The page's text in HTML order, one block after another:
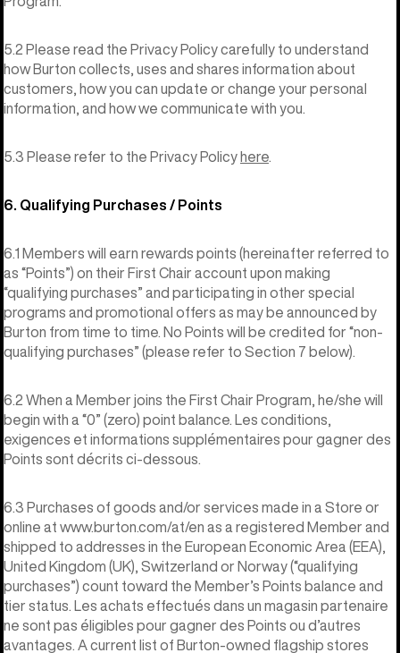
5.2 Please read the Privacy Policy carefully to understand
how Burton collects, uses and shares information about
customers, how you can update or change your personal
information, and how we communicate with you.
5.3 Please refer to the Privacy Policy here
6. Qualifying Purchases / Points
6.1 Members will earn rewards points (hereinafter referred to
as “Points”) on their First Chair account upon making
“qualifying purchases” and participating in other special
programs and promotional offers as may be announced by
Burton from time to time. No Points will be credited for “non-
qualifying purchases” (please refer to Section 7 below).
6.2 When a Member joins the First Chair Program, he/she will
begin with a “0” (zero) point balance. Les conditions,
exigences et informations supplémentaires pour gagner des
Points sont décrits ci-dessous.
6.3 Purchases of goods and/or services made in a Store or
online at www.burton.com/at/en as a registered Member and
shipped to addresses in the European Economic Area (EEA),
United Kingdom (UK), Switzerland or Norway (“qualifying
purchases”) count toward the Member’s Points balance and
tier status. Les achats effectués dans un magasin partenaire
ne sont pas éligibles pour gagner des Points ou d’autres
avantages. A current list of Burton-owned flagship stores